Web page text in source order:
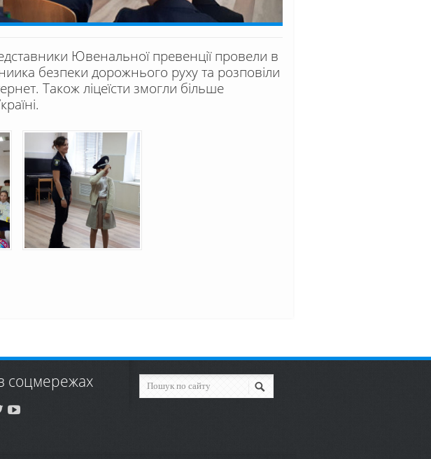
Ювенальної превенції провели в
безпеки дорожнього руху та розповіли
Також ліцеїсти змогли більше
соцмережах